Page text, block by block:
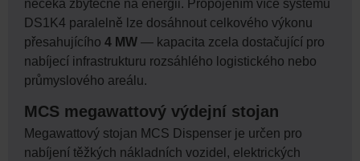
nečeká zbytečně na energii. Propojením více systémů
DS1K4 paralelně lze dosáhnout celkového výkonu
přesahujícího 4 MW — kapacita zcela dostačující pro
nabíjecí infrastrukturu rozsáhlého logistického nebo
průmyslového areálu.
MCS megawattový výdejní stojan
Megawattový stojan MCS Dispenser je určen pro
nabíjení těžkých nákladních vozidel, elektrických